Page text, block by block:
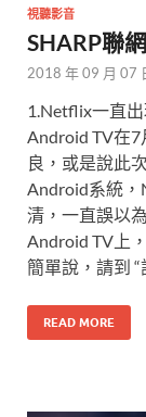
視聽影音
SHARP聯
2018 年 09 月 07
1.Netflix一直
Android TV在
良，或是說此
Android系統
清，一直誤以
Android TV上
簡單說，請到 “
READ MORE